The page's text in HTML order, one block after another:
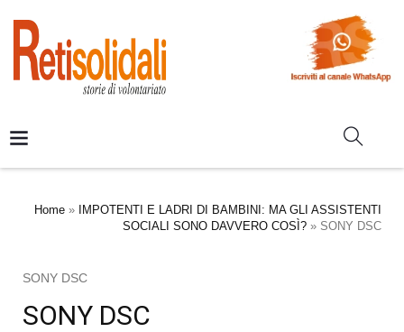
Home »
IMPOTENTI E LADRI DI BAMBINI: MA GLI ASSISTENTI
SOCIALI SONO DAVVERO COSÌ? » SONY DSC
SONY DSC
SONY DSC